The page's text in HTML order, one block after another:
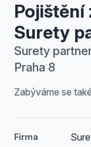
Pojištění
Surety
Surety
Praha 8
Zabýváme se
Firma